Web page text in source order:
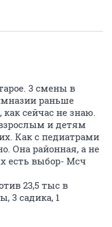
3 смены в
раньше
сейчас не знаю.
и детям
Как с педиатрами
Она районная, а не
есть выбор- Мсч
23,5 тыс в
3 садика, 1